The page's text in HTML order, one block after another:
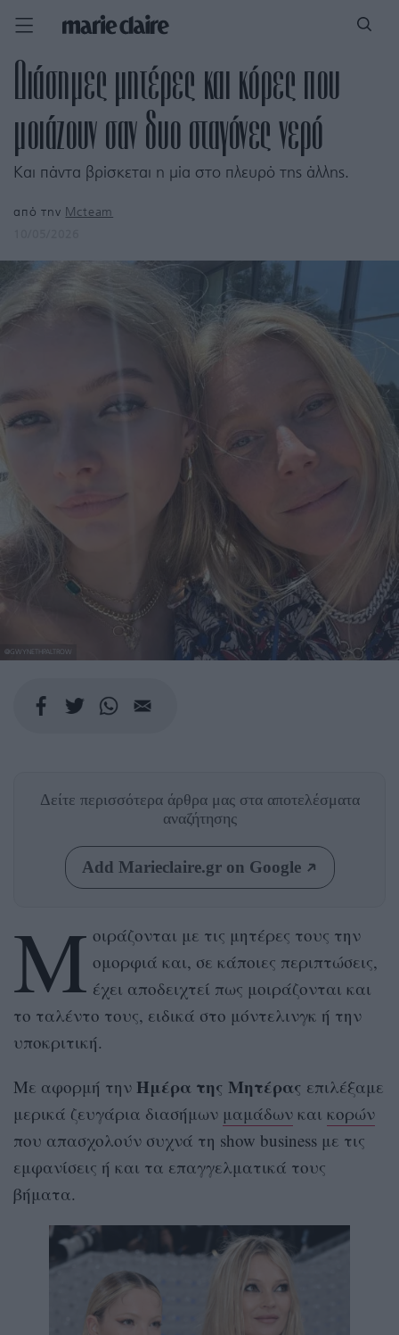
Διάσημες μητέρες και κόρες που
μοιάζουν σαν δυο σταγόνες νερό
Και πάντα βρίσκεται η μία στο πλευρό της άλλης.
από την Mcteam
@GWYNETHPALTROW
Δείτε περισσότερα άρθρα μας στα αποτελέσματα
αναζήτησης
Add Marieclaire.gr on Google
Μ οιράζονται με τις μητέρες τους την
ομορφιά και, σε κάποιες περιπτώσεις,
έχει αποδειχτεί πως μοιράζονται και
το ταλέντο τους, ειδικά στο μόντελινγκ ή την
υποκριτική.
Με αφορμή την Ημέρα της Μητέρας επιλέξαμε
μερικά ζευγάρια διασήμων μαμάδων και κορών
που απασχολούν συχνά τη show business με τις
εμφανίσεις ή και τα επαγγελματικά τους
βήματα.